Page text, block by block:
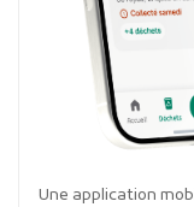
Une application